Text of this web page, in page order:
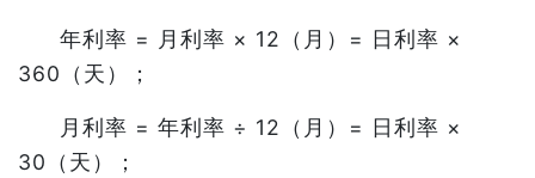
年利率 = 月利率 × 12（月）= 日利率 ×
360（天）；
月利率 = 年利率 ÷ 12（月）= 日利率 ×
30（天）；